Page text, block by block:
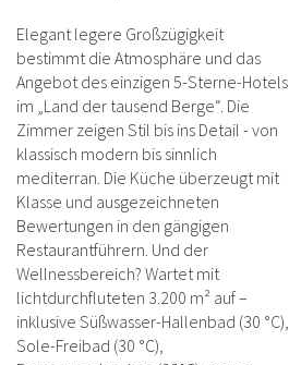
Elegant legere Großzügigkeit
bestimmt die Atmosphäre und das
Angebot des einzigen 5-Sterne-Hotels
im „Land der tausend Berge“. Die
Zimmer zeigen Stil bis ins Detail - von
klassisch modern bis sinnlich
mediterran. Die Küche überzeugt mit
Klasse und ausgezeichneten
Bewertungen in den gängigen
Restaurantführern. Und der
Wellnessbereich? Wartet mit
lichtdurchfluteten 3.200 m² auf –
inklusive Süßwasser-Hallenbad (30 °C),
Sole-Freibad (30 °C),